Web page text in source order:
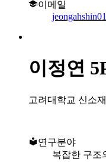
이메일
이정연
고려대학교 신소
연구분야
복잡한 구조